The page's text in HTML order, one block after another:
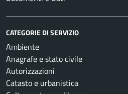
CATEGORIE DI SERVIZIO
Ambiente
Anagrafe e stato civile
Autorizzazioni
Catasto e urbanistica